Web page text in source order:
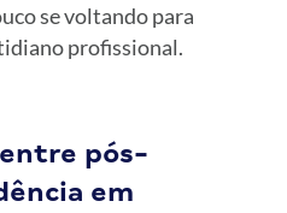
se voltando para
profissional.
pós-
em